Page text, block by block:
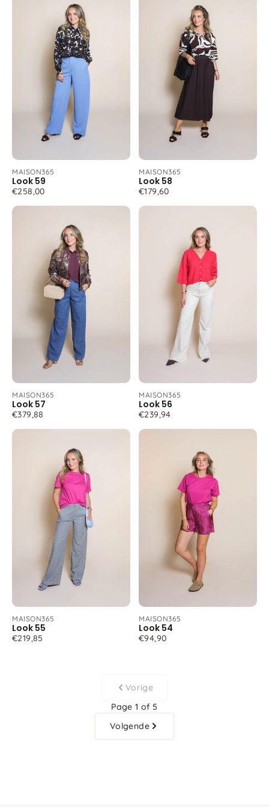
MAISON365
Look 59
€258,00
MAISON365
Look 58
€179,60
MAISON365
Look 57
€379,88
MAISON365
Look 56
€239,94
MAISON365
Look 55
€219,85
MAISON365
Look 54
€94,90
Vorige
Page 1 of 5
Volgende